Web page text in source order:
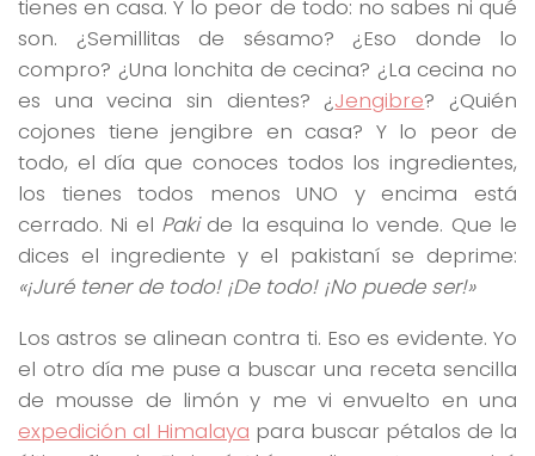
tienes en casa. Y lo peor de todo: no sabes ni qué
son. ¿Semillitas de sésamo? ¿Eso donde lo
compro? ¿Una lonchita de cecina? ¿La cecina no
es una vecina sin dientes? ¿Jengibre? ¿Quién
cojones tiene jengibre en casa? Y lo peor de
todo, el día que conoces todos los ingredientes,
los tienes todos menos UNO y encima está
cerrado. Ni el Pakide la esquina lo vende. Que le
dices el ingrediente y el pakistaní se deprime:
«¡Juré tener de todo! ¡De todo! ¡No puede ser!»
Los astros se alinean contra ti. Eso es evidente. Yo
el otro día me puse a buscar una receta sencilla
de mousse de limón y me vi envuelto en una
expedición al Himalaya para buscar pétalos de la